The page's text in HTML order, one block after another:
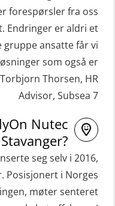
kombinasjon
inkl.
med HABD,
Førstehjelp-
med HABD,
(OFA107)
mann over bord
mann over bord
(MSE1001)
mørkekjøring
oppdatering
forespørsler fra oss
Endringer er aldri et
ansatte får vi
som også er
Thorsen, HR
Advisor, Subsea 7
Nutec
Stavanger?
seg selv i 2016,
Posisjonert i Norges
møter senteret